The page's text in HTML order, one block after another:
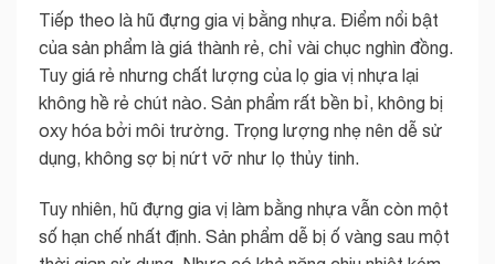
Tiếp theo là hũ đựng gia vị bằng nhựa. Điểm nổi bật
của sản phẩm là giá thành rẻ, chỉ vài chục nghìn đồng.
Tuy giá rẻ nhưng chất lượng của lọ gia vị nhựa lại
không hề rẻ chút nào. Sản phẩm rất bền bỉ, không bị
oxy hóa bởi môi trường. Trọng lượng nhẹ nên dễ sử
dụng, không sợ bị nứt vỡ như lọ thủy tinh.
Tuy nhiên, hũ đựng gia vị làm bằng nhựa vẫn còn một
số hạn chế nhất định. Sản phẩm dễ bị ố vàng sau một